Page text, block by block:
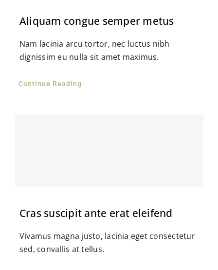
Aliquam congue semper metus
Nam lacinia arcu tortor, nec luctus nibh
dignissim eu nulla sit amet maximus.
Continue Reading
Cras suscipit ante erat eleifend
Vivamus magna justo, lacinia eget consectetur
sed, convallis at tellus.